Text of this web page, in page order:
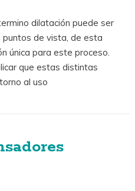
dilatación puede ser
de vista, de esta
única para este proceso.
que estas distintas
al uso